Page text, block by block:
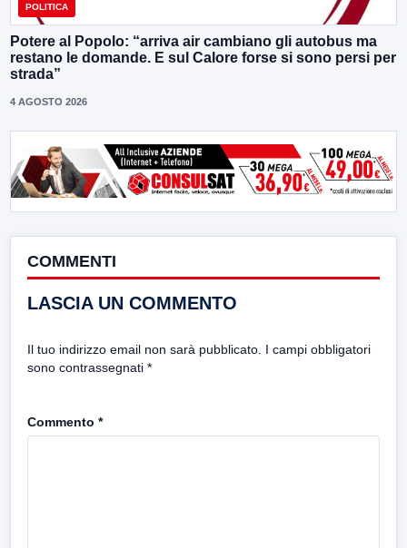
POLITICA
Potere al Popolo: “arriva air cambiano gli autobus ma
restano le domande. E sul Calore forse si sono persi per
strada”
4 AGOSTO 2026
COMMENTI
LASCIA UN COMMENTO
Il tuo indirizzo email non sarà pubblicato. I campi obbligatori
sono contrassegnati *
Commento *